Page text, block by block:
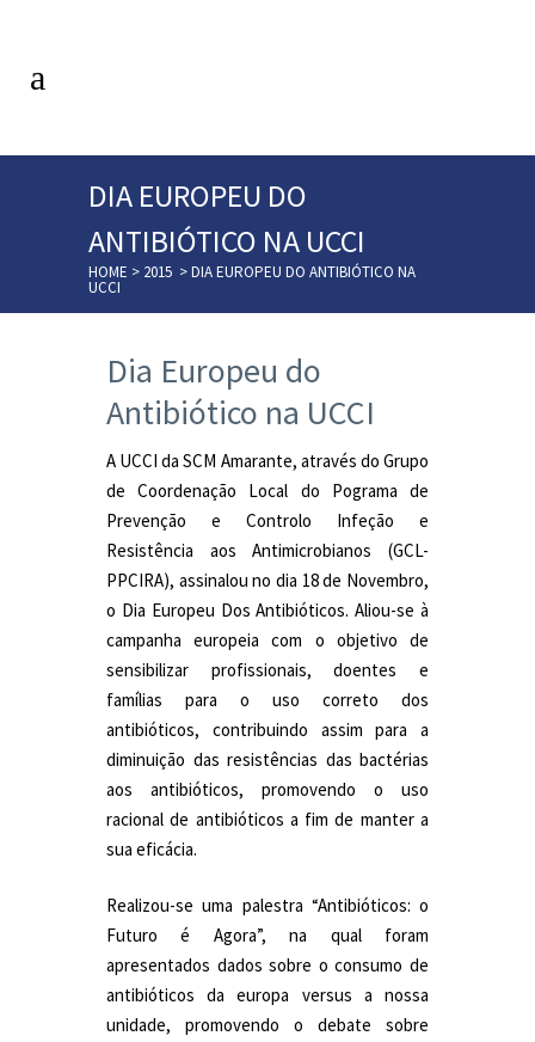
DIA EUROPEU DO
ANTIBIÓTICO NA UCCI
HOME > 2015 >DIA EUROPEU DO ANTIBIÓTICO NA
UCCI
Dia Europeu do
Antibiótico na UCCI
A UCCI da SCM Amarante, através do Grupo
de Coordenação Local do Pograma de
Prevenção e Controlo Infeção e
Resistência aos Antimicrobianos (GCL-
PPCIRA), assinalou no dia 18 de Novembro,
o Dia Europeu Dos Antibióticos. Aliou-se à
campanha europeia com o objetivo de
sensibilizar profissionais, doentes e
famílias para o uso correto dos
antibióticos, contribuindo assim para a
diminuição das resistências das bactérias
aos antibióticos, promovendo o uso
racional de antibióticos a fim de manter a
sua eficácia.
Realizou-se uma palestra “Antibióticos: o
Futuro é Agora”, na qual foram
apresentados dados sobre o consumo de
antibióticos da europa versus a nossa
unidade, promovendo o debate sobre